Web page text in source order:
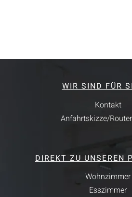
WIR SIND FÜR
Kontakt
Anfahrtskizze/
DIREKT ZU UNSEREN
Wohnzimmer
Esszimmer